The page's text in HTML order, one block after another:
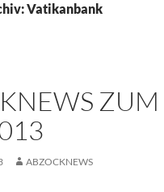
Vatikanbank
ZUM
ABZOCKNEWS